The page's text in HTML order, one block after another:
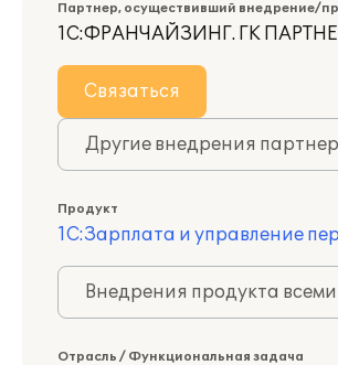
Партнер, осуществивший внедрение/
1С:ФРАНЧАЙЗИНГ. ГК
Связаться
Другие внедрения
Продукт
1С:Зарплата и управление
Внедрения продукта
Отрасль / Функциональная задача